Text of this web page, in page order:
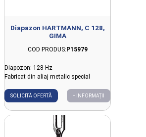
Diapazon HARTMANN, C 128,
GIMA
COD PRODUS: P15979
Diapozon: 128 Hz
Fabricat din aliaj metalic special
SOLICITĂ OFERTĂ + INFORMAȚII